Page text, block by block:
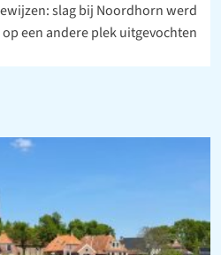
slag bij Noordhorn werd
op een andere plek uitgevochten